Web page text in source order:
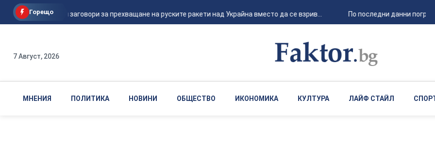
Горещо
Шикорски заговори за прехващане на руските ракети над Украйна вместо да се взрив... По последни данни
7 Август, 2026
МНЕНИЯ ПОЛИТИКА НОВИНИ ОБЩЕСТВО ИКОНОМИКА КУЛТУРА ЛАЙФ СТАЙЛ